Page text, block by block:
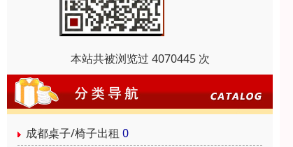
本站共被浏览过 4070445 次
成都桌子/椅子出租 0